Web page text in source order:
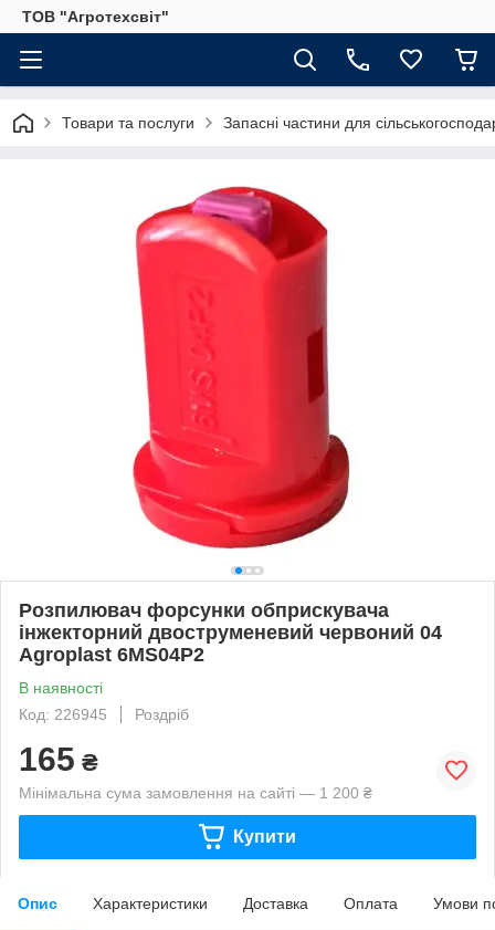
ТОВ "Агротехсвіт"
Товари та послуги Запасні частини для
Розпилювач форсунки обприскувача
інжекторний двоструменевий червоний 04
Agroplast 6MS04P2
В наявності
Код: 226945
Роздріб
165 ₴
Мінімальна сума замовлення на сайті — 1 200 ₴
Купити
Опис Характеристики Доставка Оплата Умови